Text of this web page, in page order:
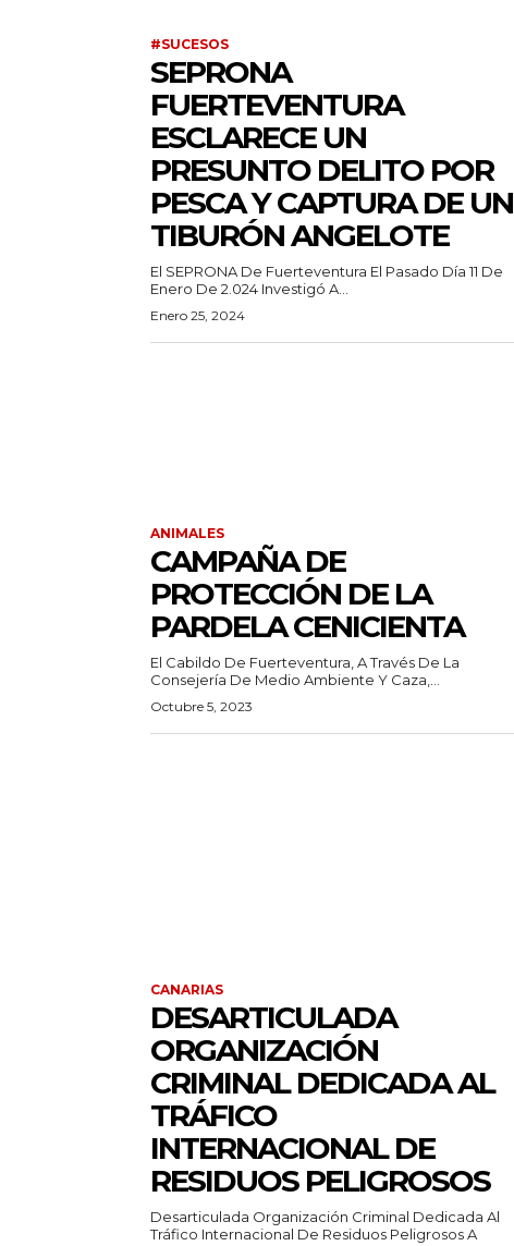
#SUCESOS
SEPRONA
FUERTEVENTURA
ESCLARECE UN
PRESUNTO DELITO POR
PESCA Y CAPTURA DE UN
TIBURÓN ANGELOTE
El SEPRONA De Fuerteventura El Pasado Día 11 De
Enero De 2.024 Investigó A...
Enero 25, 2024
ANIMALES
CAMPAÑA DE
PROTECCIÓN DE LA
PARDELA CENICIENTA
El Cabildo De Fuerteventura, A Través De La
Consejería De Medio Ambiente Y Caza,...
Octubre 5, 2023
CANARIAS
DESARTICULADA
ORGANIZACIÓN
CRIMINAL DEDICADA AL
TRÁFICO
INTERNACIONAL DE
RESIDUOS PELIGROSOS
Desarticulada Organización Criminal Dedicada Al
Tráfico Internacional De Residuos Peligrosos A